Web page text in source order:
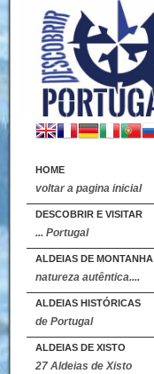
HOME
voltar a pagina inicial
DESCOBRIR E VISITAR
... Portugal
ALDEIAS DE MONTANHA
natureza autêntica....
ALDEIAS HISTÓRICAS
de Portugal
ALDEIAS DE XISTO
27 Aldeias de Xisto